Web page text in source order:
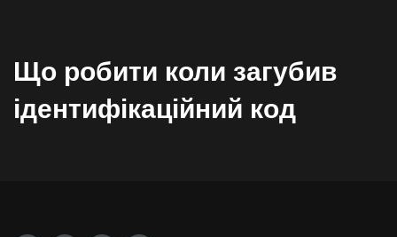
Що робити коли загубив
ідентифікаційний код